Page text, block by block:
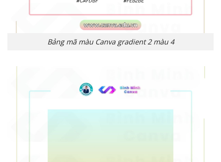
Bảng mã màu Canva gradient 2 màu 4